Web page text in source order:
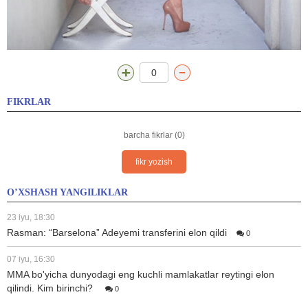
0
FIKRLAR
barcha fikrlar (0)
fikr yozish
O’XSHASH YANGILIKLAR
23 iyu, 18:30
Rasman: “Barselona” Adeyemi transferini elon qildi 0
07 iyu, 16:30
MMA bo'yicha dunyodagi eng kuchli mamlakatlar reytingi elon
qilindi. Kim birinchi?
0